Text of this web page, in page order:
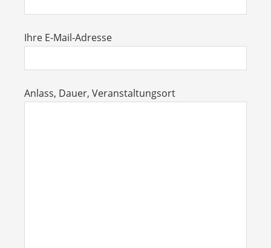
Ihre E-Mail-Adresse
Anlass, Dauer, Veranstaltungsort